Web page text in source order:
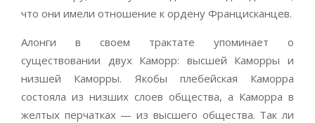
что они имели отношение к ордену Францисканцев.
Алонги в своем трактате упоминает о
существовании двух Каморр: высшей Каморры и
низшей Каморры. Якобы плебейская Каморра
состояла из низших слоев общества, а Каморра в
желтых перчатках — из высшего общества. Так ли